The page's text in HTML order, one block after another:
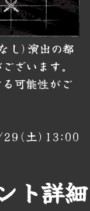
し)演出の都
ざいます。
可能性がご
土)13:00
ト詳細